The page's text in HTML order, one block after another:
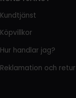
Kundtjänst
Köpvillkor
Hur handlar jag?
Reklamation och retur